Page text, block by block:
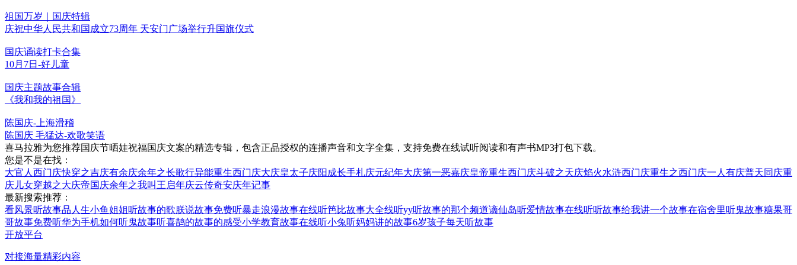
祖国万岁｜国庆特辑
庆祝中华人民共和国成立73周年 天安门广场举行升国旗仪式
国庆诵读打卡合集
10月7日-好儿童
国庆主题故事合辑
《我和我的祖国》
陈国庆-上海滑稽
陈国庆 毛猛达-欢歌笑语
喜马拉雅为您推荐国庆节晒娃祝福国庆文案的精选专辑，包含正品授权的连播声音和文字全集，支持免费在线试听阅读和有声书MP3打包下载。
您是不是在找：
大官人西门庆快穿之吉庆有余庆余年之长歌行异能重生西门庆大庆皇太子庆阳成长手札庆元纪年大庆第一恶嘉庆皇帝重生西门庆斗破之天庆焰火水浒西门庆重生之西门庆一人有庆普天同庆重
庆儿女穿越之大庆帝国庆余年之我叫王启年庆云传奇安庆年记事
最新搜索推荐：
看风景听故事品人生小鱼姐姐听故事的歌朕说故事免费听暴走浪漫故事在线听笆比故事大全线听yy听故事的那个频道谪仙岛听爱情故事在线听听故事给我讲一个故事在宿舍里听鬼故事糖果哥
哥故事免费听华为手机如何听鬼故事听喜鹊的故事的感受小学教育故事在线听小兔听妈妈讲的故事6岁孩子每天听故事
开放平台
对接海量精彩内容